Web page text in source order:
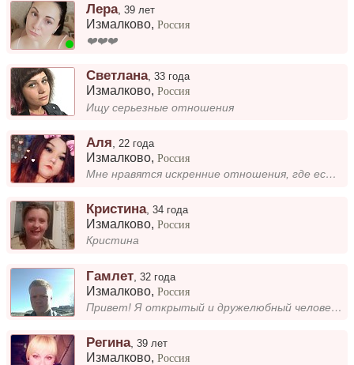
Лера,39 лет
Измалково,Россия
❤️❤️❤️
Светлана,33 года
Измалково,Россия
Ищу серьезные отношения
Аля 22 года
Измалково,Россия
Мне нравятся искренние отношения, где есть доверие и взаимопонимание. Думаю, что главное — это быть рядом и поддерживать...
Кристина,34 года
Измалково,Россия
Кристина
Гамлет ,32 года
Измалково,Россия
Привет! Я открытый и дружелюбный человек, люблю спорт, музыку и время, проведённое с близкими. Меня привлекают искренние...
Регина,39 лет
Измалково,Россия